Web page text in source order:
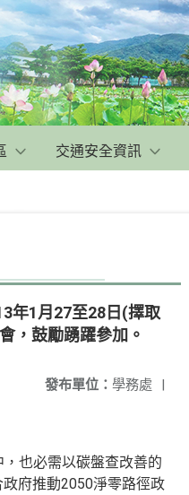
交通安全資訊
年1月27至28日(擇取
，鼓勵踴躍參加。
發布單位： 學務處 |
也必需以碳盤查改善的
府推動2050淨零路徑政